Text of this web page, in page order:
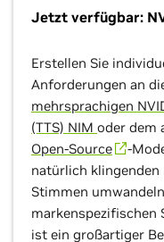
Jetzt verfügbar:
Erstellen Sie
Anforderungen an
mehrsprachigen
(TTS) NIM oder dem
Open-Source
-
natürlich
Stimmen
markenspezifischen
ist ein großartiger